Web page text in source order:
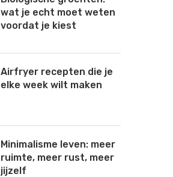
wat je echt moet weten
voordat je kiest
Airfryer recepten die je
elke week wilt maken
Minimalisme leven: meer
ruimte, meer rust, meer
jijzelf